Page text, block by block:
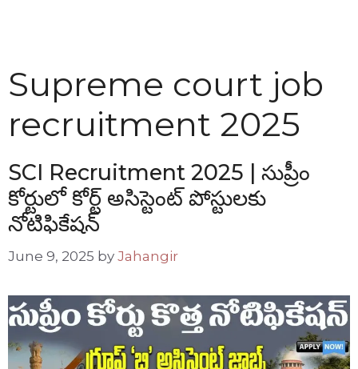
Supreme court job
recruitment 2025
SCI Recruitment 2025 | సుప్రీం
కోర్టులో కోర్ట్ అసిస్టెంట్ పోస్టులకు
నోటిఫికేషన్
June 9, 2025 by Jahangir